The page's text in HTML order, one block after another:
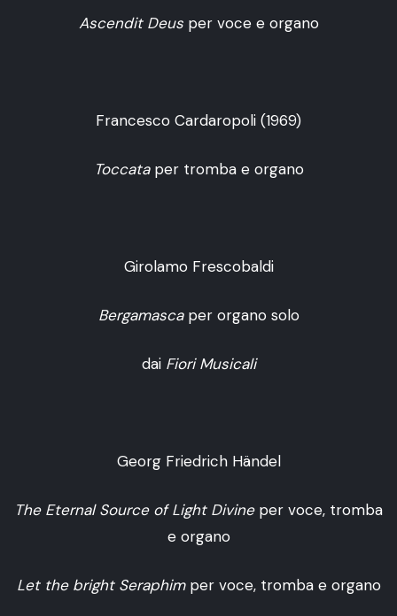
Ascendit Deus per voce e organo
Francesco Cardaropoli (1969)
Toccataper tromba e organo
Girolamo Frescobaldi
Bergamascaper organo solo
dai Fiori Musicali
Georg Friedrich Händel
The Eternal Source of Light Divine per voce, tromba
e organo
Let the bright Seraphimper voce, tromba e organo